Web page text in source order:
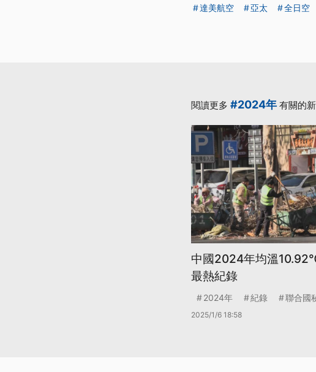
達美航空
亞太 全日空
閱讀更多 #2024年 有關的
中國2024年均溫
最熱紀錄
2024年 紀錄 聯合國
2025/1/6 18:58